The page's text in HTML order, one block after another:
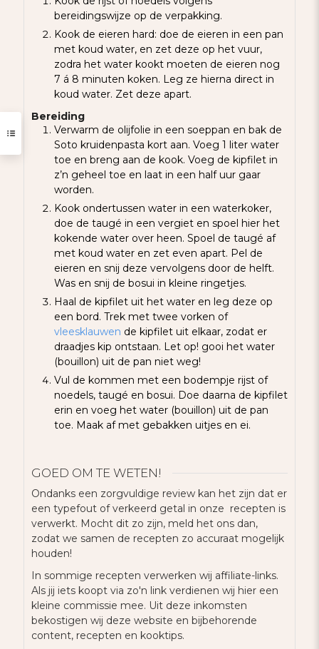
bereidingswijze op de verpakking.
Kook de eieren hard: doe de eieren in een pan
met koud water, en zet deze op het vuur,
zodra het water kookt moeten de eieren nog
7 á 8 minuten koken. Leg ze hierna direct in
koud water. Zet deze apart.
Bereiding
Verwarm de olijfolie in een soeppan en bak de
Soto kruidenpasta kort aan. Voeg 1 liter water
toe en breng aan de kook. Voeg de kipfilet in
z’n geheel toe en laat in een half uur gaar
worden.
Kook ondertussen water in een waterkoker,
doe de taugé in een vergiet en spoel hier het
kokende water over heen. Spoel de taugé af
met koud water en zet even apart. Pel de
eieren en snij deze vervolgens door de helft.
Was en snij de bosui in kleine ringetjes.
Haal de kipfilet uit het water en leg deze op
een bord. Trek met twee vorken of
vleesklauwen de kipfilet uit elkaar, zodat er
draadjes kip ontstaan. Let op! gooi het water
(bouillon) uit de pan niet weg!
Vul de kommen met een bodempje rijst of
noedels, taugé en bosui. Doe daarna de kipfilet
erin en voeg het water (bouillon) uit de pan
toe. Maak af met gebakken uitjes en ei.
GOED OM TE WETEN!
Ondanks een zorgvuldige review kan het zijn dat er
een typefout of verkeerd getal in onze recepten is
verwerkt. Mocht dit zo zijn, meld het ons dan,
zodat we samen de recepten zo accuraat mogelijk
houden!
In sommige recepten verwerken wij affiliate-links.
Als jij iets koopt via zo'n link verdienen wij hier een
kleine commissie mee. Uit deze inkomsten
bekostigen wij deze website en bijbehorende
content, recepten en kooktips.